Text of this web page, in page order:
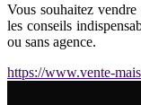
Vous souhaitez
les conseils
ou sans agence.
https://www.vente-